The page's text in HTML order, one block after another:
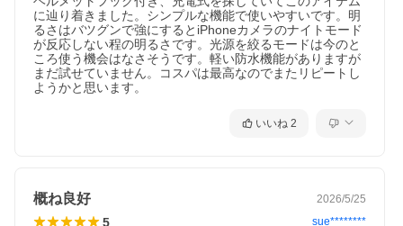
に辿り着きました。シンプルな機能で使いやすいです。明
るさはバツグンで強にするとiPhoneカメラのナイトモード
が反応しない程の明るさです。光源を絞るモードは今のと
ころ使う機会はなさそうです。軽い防水機能がありますが
まだ試せていません。コスパは最高なのでまたリピートし
ようかと思います。
いいね 2
概ね良好 2026/5/25
5 sue********